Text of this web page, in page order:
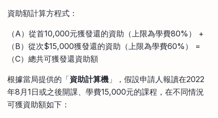
資助額計算方程式：
（A）從首10,000元獲發還的資助（上限為學費80%） +
（B）從次$15,000獲發還的資助（上限為學費60%） =
（C）總共可獲發還資助額
根據當局提供的「資助計算機 」，假設申請人報讀在2022
年8月1日或之後開課、學費15,000元的課程，在不同情況
可獲資助額如下：